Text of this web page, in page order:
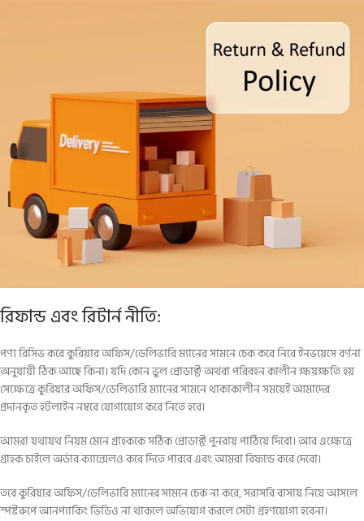
রিফান্ড এবং রিটার্ন নীতি:
পণ্য রিসিভ করে কুরিয়ার অফিস/ডেলিভারি ম্যানের সামনে চেক করে নিবে ইনভয়েসে বর্ণনা
অনুযায়ী ঠিক আছে কিনা। যদি কোন ভুল প্রোডাক্ট অথবা পরিবহন কালীন ক্ষয়ক্ষতি হয়
সেক্ষেত্রে কুরিয়ার অফিস/ডেলিভারি ম্যানের সামনে থাকাকালীন সময়েই আমাদের
প্রদানকৃত হটলাইন নম্বরে যোগাযোগ করে নিতে হবে।
আমরা যথাযথ নিয়ম মেনে গ্রাহককে সঠিক প্রোডাক্ট পুনরায় পাঠিয়ে দিবো। আর এক্ষেত্রে
গ্রাহক চাইলে অর্ডার ক্যান্সেলও করে দিতে পারবে এবং আমরা রিফান্ড করে দেবো।
তবে কুরিয়ার অফিস/ডেলিভারি ম্যানের সামনে চেক না করে, সরাসরি বাসায় নিয়ে আসলে
স্পষ্টরুপে আনপ্যাকিং ভিডিও না থাকলে অভিযোগ করলে সেটা গ্রহণযোগ্য হবেনা।